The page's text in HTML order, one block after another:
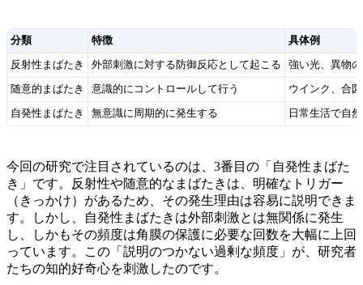
分類 特徴 具体例
反射性まばたき 外部刺激に対する防御反応として起こる 強い光、異物
随意的まばたき 意識的にコントロールして行う ウインク、合
自発性まばたき 無意識に周期的に発生する 日常生活で自
今回の研究で注目されているのは、3番目の「自発性まばた
き」です。反射性や随意的なまばたきは、明確なトリガー
（きっかけ）があるため、その発生理由は容易に説明できま
す。しかし、自発性まばたきは外部刺激とは無関係に発生
し、しかもその頻度は角膜の保護に必要な回数を大幅に上回
っています。この「説明のつかない過剰な頻度」が、研究者
たちの知的好奇心を刺激したのです。